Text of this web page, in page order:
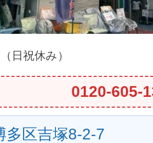
（日祝休み）
0120-605-
多区吉塚8-2-7